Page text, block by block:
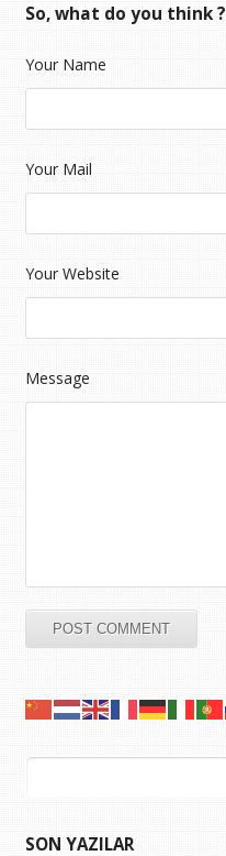
So, what do you think ?
Your Name
Your Mail
Your Website
Message
Arama:
SON YAZILAR